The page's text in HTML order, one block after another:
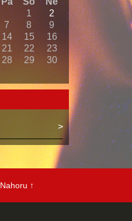
1
2
7 8
9
14 15
16
21 22
23
28 29
30
Nahoru ↑